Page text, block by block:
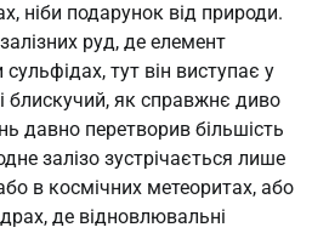
ніби подарунок від природи.
руд, де елемент
тут він виступає у
блискучий, як справжнє диво
давно перетворив більшість
залізо зустрічається лише
в космічних метеоритах, або
де відновлювальні